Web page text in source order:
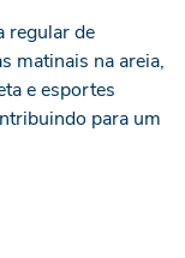
regular de
matinais na areia,
e esportes
para um